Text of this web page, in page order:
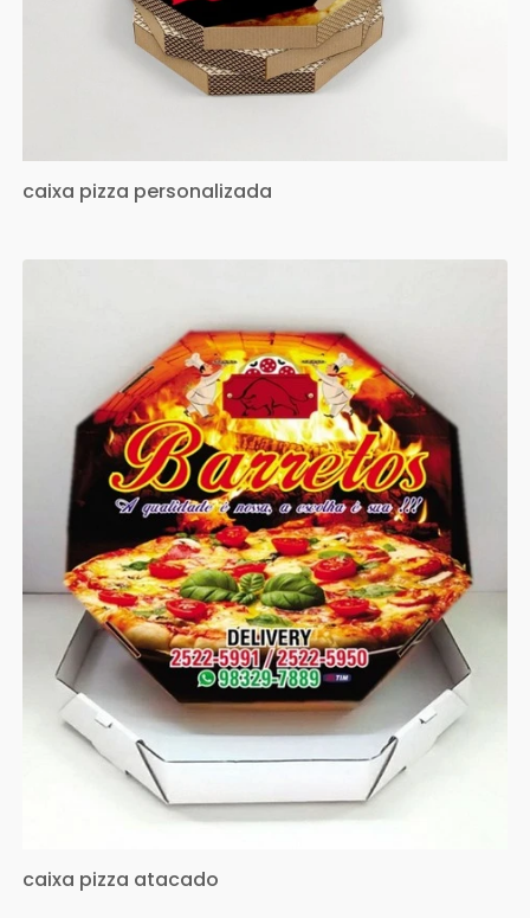
caixa pizza personalizada
caixa pizza atacado